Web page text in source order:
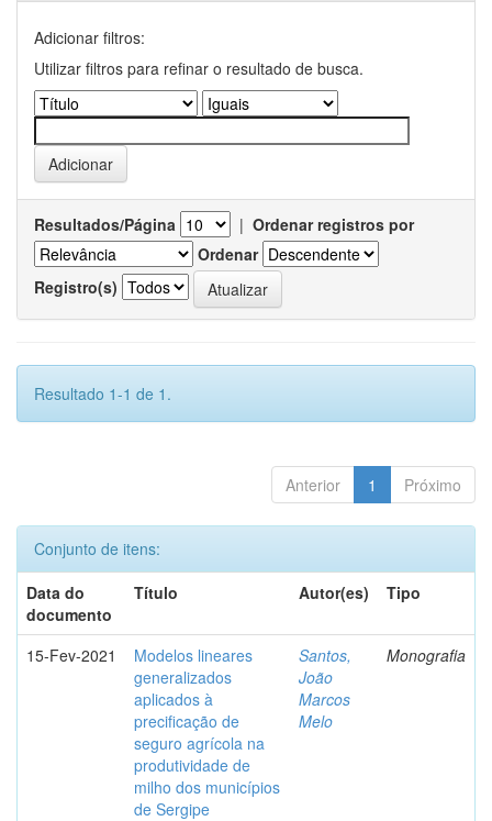
Adicionar filtros:
Utilizar filtros para refinar o resultado de busca.
Resultados/Página | Ordenar registros por
Ordenar
Registro(s)
Resultado 1-1 de 1.
Anterior 1 Próximo
Conjunto de itens:
Data do
documento
Título Autor(es) Tipo
15-Fev-2021
Modelos lineares
generalizados
aplicados à
precificação de
seguro agrícola na
produtividade de
milho dos municípios
de Sergipe
Santos,
João
Marcos
Melo
Monografia